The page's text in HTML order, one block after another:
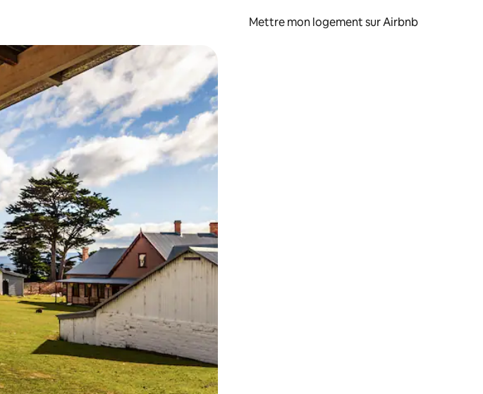
Mettre mon logement sur Airbnb
parcourir ou en appuyant et en faisant glisser.